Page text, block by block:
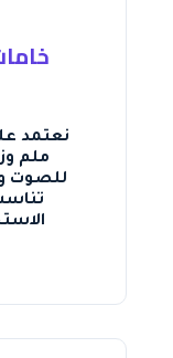
ملم
للصوت